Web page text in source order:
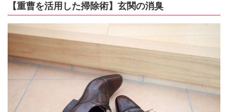
【重曹を活用した掃除術】玄関の消臭